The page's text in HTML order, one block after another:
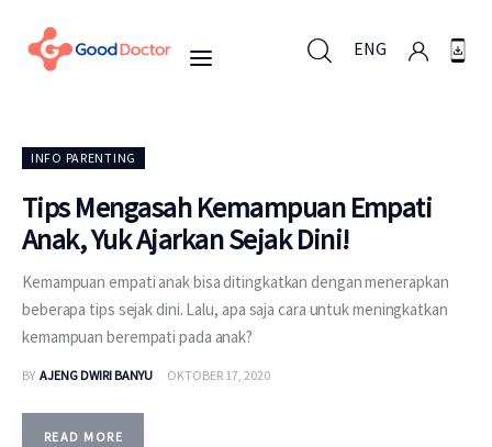
ENG
Untuk Bisnis
Untuk Anda
Berita
INFO PARENTING
Tips Mengasah Kemampuan Empati
Anak, Yuk Ajarkan Sejak Dini!
Kemampuan empati anak bisa ditingkatkan dengan menerapkan
beberapa tips sejak dini. Lalu, apa saja cara untuk meningkatkan
kemampuan berempati pada anak?
BY AJENG DWIRI BANYU OKTOBER 17, 2020
READ MORE